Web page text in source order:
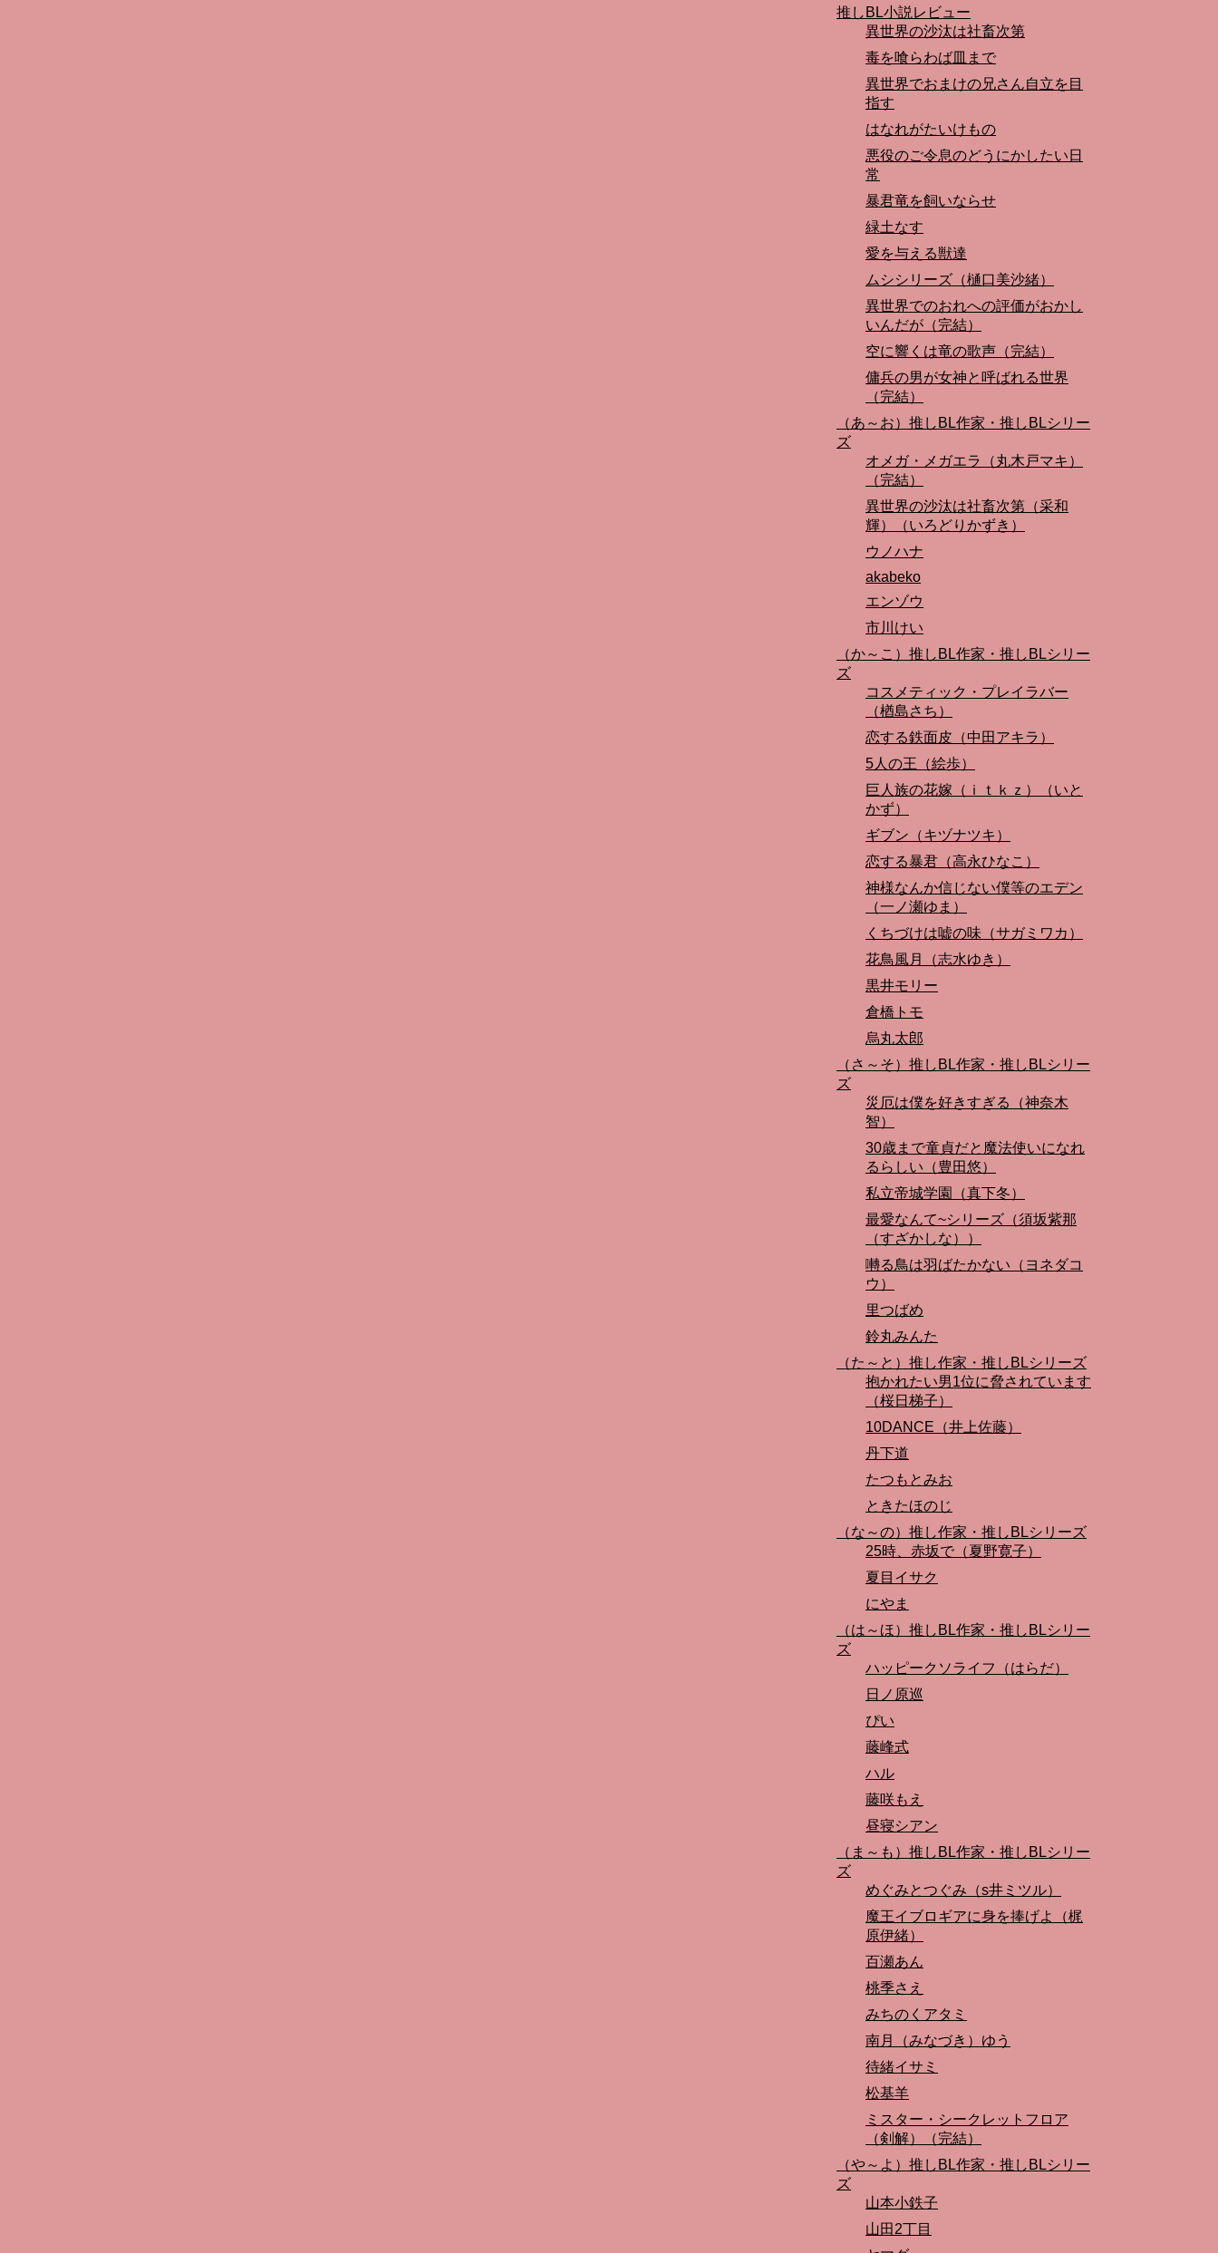
推しBL小説レビュー
異世界の沙汰は社畜次第
毒を喰らわば皿まで
異世界でおまけの兄さん自立を目
指す
はなれがたいけもの
悪役のご令息のどうにかしたい日
常
暴君竜を飼いならせ
緑土なす
愛を与える獣達
ムシシリーズ（樋口美沙緒）
異世界でのおれへの評価がおかし
いんだが（完結）
空に響くは竜の歌声（完結）
傭兵の男が女神と呼ばれる世界
（完結）
（あ～お）推しBL作家・推しBLシリー
ズ
オメガ・メガエラ（丸木戸マキ）
（完結）
異世界の沙汰は社畜次第（采和
輝）（いろどりかずき）
ウノハナ
akabeko
エンゾウ
市川けい
（か～こ）推しBL作家・推しBLシリー
ズ
コスメティック・プレイラバー
（楢島さち）
恋する鉄面皮（中田アキラ）
5人の王（絵歩）
巨人族の花嫁（ｉｔｋｚ）（いと
かず）
ギブン（キヅナツキ）
恋する暴君（高永ひなこ）
神様なんか信じない僕等のエデン
（一ノ瀬ゆま）
くちづけは嘘の味（サガミワカ）
花鳥風月（志水ゆき）
黒井モリー
倉橋トモ
烏丸太郎
（さ～そ）推しBL作家・推しBLシリー
ズ
災厄は僕を好きすぎる（神奈木
智）
30歳まで童貞だと魔法使いになれ
るらしい（豊田悠）
私立帝城学園（真下冬）
最愛なんて~シリーズ（須坂紫那
（すざかしな））
囀る鳥は羽ばたかない（ヨネダコ
ウ）
里つばめ
鈴丸みんた
（た～と）推し作家・推しBLシリーズ
抱かれたい男1位に脅されています
（桜日梯子）
10DANCE（井上佐藤）
丹下道
たつもとみお
ときたほのじ
（な～の）推し作家・推しBLシリーズ
25時、赤坂で（夏野寛子）
夏目イサク
にやま
（は～ほ）推しBL作家・推しBLシリー
ズ
ハッピークソライフ（はらだ）
日ノ原巡
ぴい
藤峰式
ハル
藤咲もえ
昼寝シアン
（ま～も）推しBL作家・推しBLシリー
ズ
めぐみとつぐみ（s井ミツル）
魔王イブロギアに身を捧げよ（梶
原伊緒）
百瀬あん
桃季さえ
みちのくアタミ
南月（みなづき）ゆう
待緒イサミ
松基羊
ミスター・シークレットフロア
（剣解）（完結）
（や～よ）推しBL作家・推しBLシリー
ズ
山本小鉄子
山田2丁目